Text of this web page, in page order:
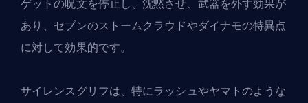
ゲットの呪文を停止し、沈黙させ、武器を外す効果が
あり、セブンのストームクラウドやダイナモの特異点
に対して効果的です。
サイレンスグリフは、特にラッシュやヤマトのような